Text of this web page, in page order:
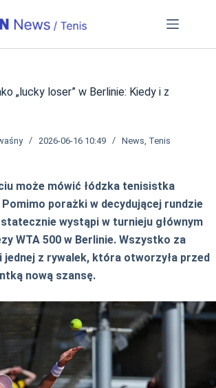
„lucky loser” w Berlinie: Kiedy i z
2026-06-16 10:49 News Tenis
może mówić łódzka tenisistka
porażki w decydującej rundzie
wystąpi w turnieju głównym
WTA 500 w Berlinie. Wszystko za
jednej z rywalek, która otworzyła przed
nową szansę.